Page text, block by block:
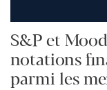
S&P et
notations
parmi les